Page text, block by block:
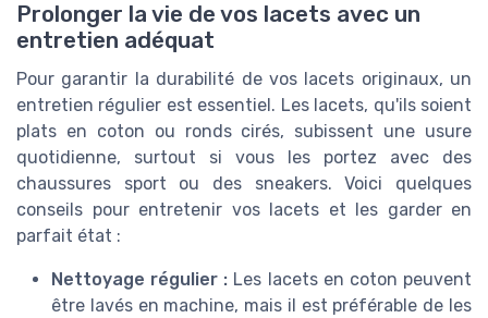
Prolonger la vie de vos lacets avec un
entretien adéquat
Pour garantir la durabilité de vos lacets originaux, un
entretien régulier est essentiel. Les lacets, qu'ils soient
plats en coton ou ronds cirés, subissent une usure
quotidienne, surtout si vous les portez avec des
chaussures sport ou des sneakers. Voici quelques
conseils pour entretenir vos lacets et les garder en
parfait état :
Nettoyage régulier : Les lacets en coton peuvent
être lavés en machine, mais il est préférable de les